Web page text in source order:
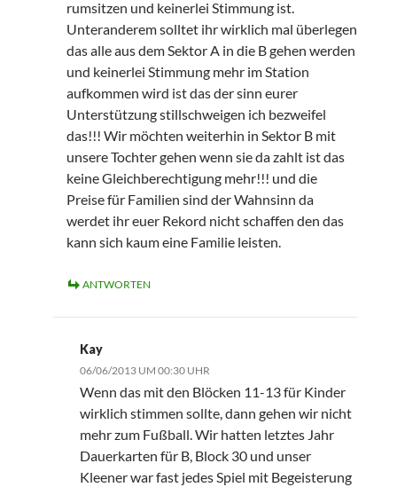
rumsitzen und keinerlei Stimmung ist.
Unteranderem solltet ihr wirklich mal überlegen
das alle aus dem Sektor A in die B gehen werden
und keinerlei Stimmung mehr im Station
aufkommen wird ist das der sinn eurer
Unterstützung stillschweigen ich bezweifel
das!!! Wir möchten weiterhin in Sektor B mit
unsere Tochter gehen wenn sie da zahlt ist das
keine Gleichberechtigung mehr!!! und die
Preise für Familien sind der Wahnsinn da
werdet ihr euer Rekord nicht schaffen den das
kann sich kaum eine Familie leisten.
ANTWORTEN
Kay
06/06/2013 UM 00:30 UHR
Wenn das mit den Blöcken 11-13 für Kinder
wirklich stimmen sollte, dann gehen wir nicht
mehr zum Fußball. Wir hatten letztes Jahr
Dauerkarten für B, Block 30 und unser
Kleener war fast jedes Spiel mit Begeisterung